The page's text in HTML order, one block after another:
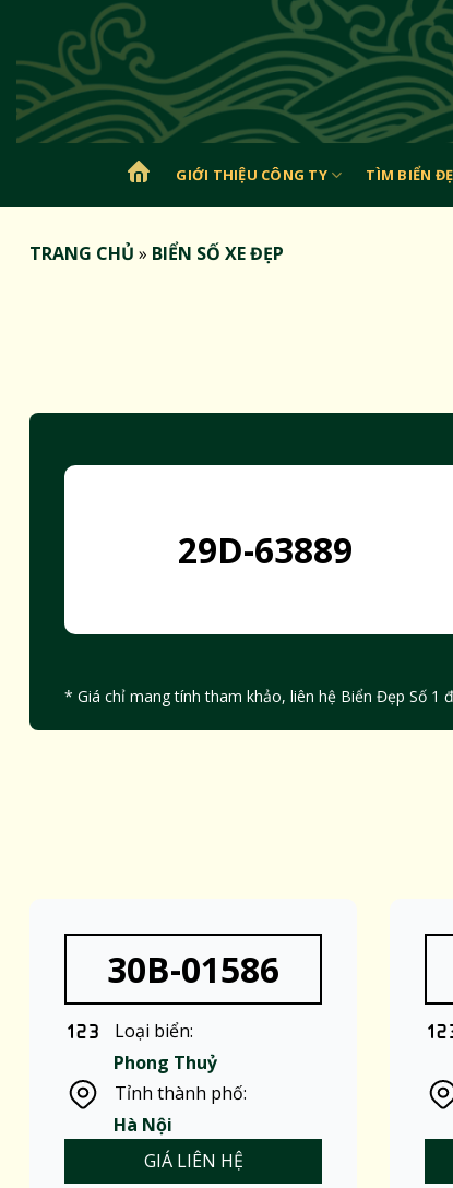
nội
dung
TRANGGIỚI THIỆU CÔNG TY TÌM BIỂN
TRANG CHỦ » BIỂN SỐ XE ĐẸP
29D-63889
* Giá chỉ mang tính tham khảo, liên hệ Biển Đẹp Số 1
30B-01586
Loại biển:
Phong Thuỷ
Tỉnh thành phố:
Hà Nội
GIÁ LIÊN HỆ